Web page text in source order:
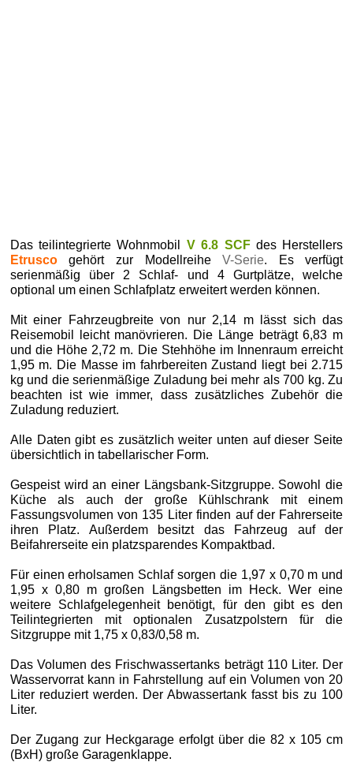
Das teilintegrierte Wohnmobil V 6.8 SCFdes Herstellers
Etruscogehört zur ModellreiheV-Serie. Es verfügt
serienmäßig über 2 Schlaf- und 4 Gurtplätze, welche
optional um einen Schlafplatz erweitert werden können.
Mit einer Fahrzeugbreite von nur 2,14 m lässt sich das
Reisemobil leicht manövrieren. Die Länge beträgt 6,83 m
und die Höhe 2,72 m. Die Stehhöhe im Innenraum erreicht
1,95 m. Die Masse im fahrbereiten Zustand liegt bei 2.715
kg und die serienmäßige Zuladung bei mehr als 700 kg. Zu
beachten ist wie immer, dass zusätzliches Zubehör die
Zuladung reduziert.
Alle Daten gibt es zusätzlich weiter unten auf dieser Seite
übersichtlich in tabellarischer Form.
Gespeist wird an einer Längsbank-Sitzgruppe. Sowohl die
Küche als auch der große Kühlschrank mit einem
Fassungsvolumen von 135 Liter finden auf der Fahrerseite
ihren Platz. Außerdem besitzt das Fahrzeug auf der
Beifahrerseite ein platzsparendes Kompaktbad.
Für einen erholsamen Schlaf sorgen die 1,97 x 0,70 m und
1,95 x 0,80 m großen Längsbetten im Heck. Wer eine
weitere Schlafgelegenheit benötigt, für den gibt es den
Teilintegrierten mit optionalen Zusatzpolstern für die
Sitzgruppe mit 1,75 x 0,83/0,58 m.
Das Volumen des Frischwassertanks beträgt 110 Liter. Der
Wasservorrat kann in Fahrstellung auf ein Volumen von 20
Liter reduziert werden. Der Abwassertank fasst bis zu 100
Liter.
Der Zugang zur Heckgarage erfolgt über die 82 x 105 cm
(BxH) große Garagenklappe.